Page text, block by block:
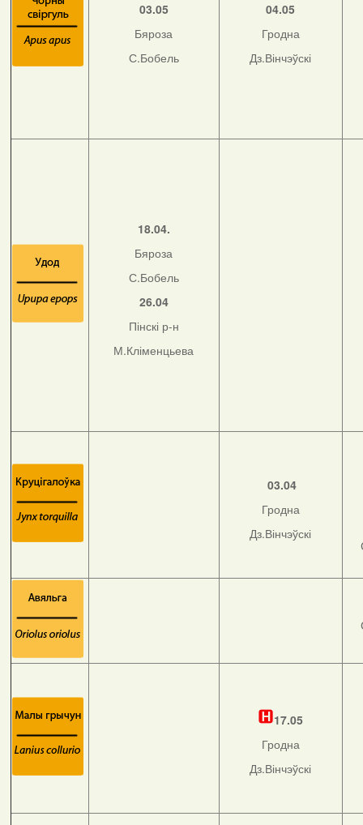
03.05
Бяроза
С.Бобель
04.05
Гродна
Дз.Вінчэўскі
18.04.
Бяроза
С.Бобель
26.04
Пінскі р-н
М.Кліменцьева
03.04
Гродна
Дз.Вінчэўскі
17.05
Гродна
Дз.Вінчэўскі